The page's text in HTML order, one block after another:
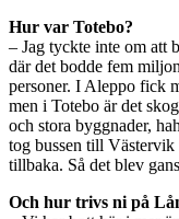
Hur var Totebo?
– Jag tyckte inte om att
där det bodde fem
personer. I Aleppo fick
men i Totebo är det
och stora byggnader,
tog bussen till Västervik
tillbaka. Så det blev
Och hur trivs ni på